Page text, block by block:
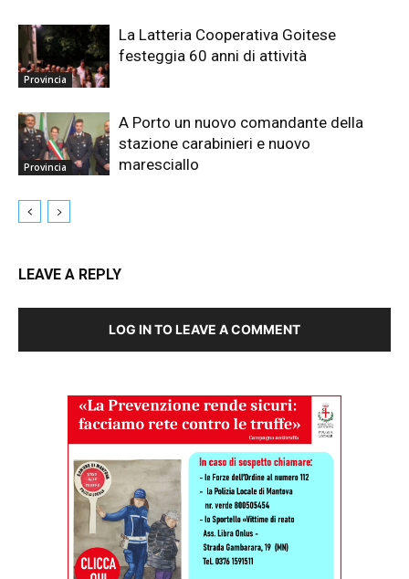
Provincia
La Latteria Cooperativa Goitese
festeggia 60 anni di attività
Provincia
A Porto un nuovo comandante della
stazione carabinieri e nuovo
maresciallo
LEAVE A REPLY
LOG IN TO LEAVE A COMMENT